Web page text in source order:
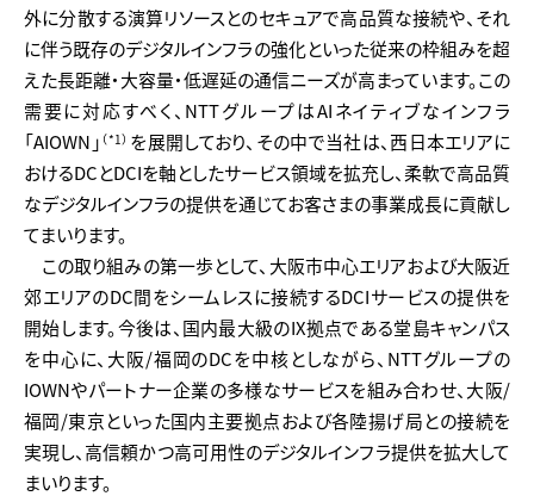
外に分散する演算リソースとのセキュアで高品質な接続や、それ
に伴う既存のデジタルインフラの強化といった従来の枠組みを超
えた長距離・大容量・低遅延の通信ニーズが高まっています。この
需要に対応すべく、NTTグループはAIネイティブなインフラ
「AIOWN」 （*1） を展開しており、その中で当社は、西日本エリアに
おけるDCとDCIを軸としたサービス領域を拡充し、柔軟で高品質
なデジタルインフラの提供を通じてお客さまの事業成長に貢献し
てまいります。
この取り組みの第一歩として、大阪市中心エリアおよび大阪近
郊エリアのDC間をシームレスに接続するDCIサービスの提供を
開始します。今後は、国内最大級のIX拠点である堂島キャンパス
を中心に、大阪/福岡のDCを中核としながら、NTTグループの
IOWNやパートナー企業の多様なサービスを組み合わせ、大阪/
福岡/東京といった国内主要拠点および各陸揚げ局との接続を
実現し、高信頼かつ高可用性のデジタルインフラ提供を拡大して
まいります。